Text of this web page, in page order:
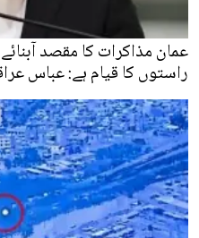
عمان مذاکرات کا مقصد
راستوں کا قیام ہے: عباس